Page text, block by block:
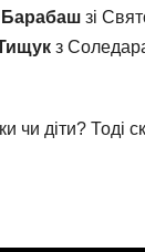
Барабаш зі
з
чи діти? Тоді